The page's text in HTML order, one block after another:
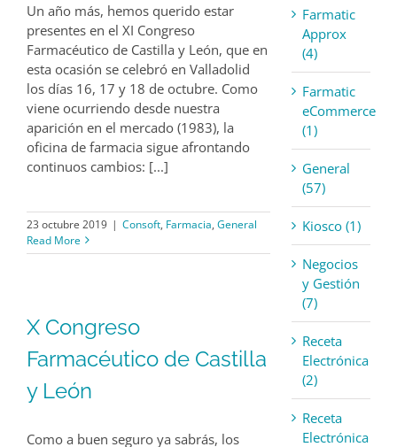
Un año más, hemos querido estar
presentes en el XI Congreso
Farmacéutico de Castilla y León, que en
esta ocasión se celebró en Valladolid
los días 16, 17 y 18 de octubre. Como
viene ocurriendo desde nuestra
aparición en el mercado (1983), la
oficina de farmacia sigue afrontando
continuos cambios: [...]
23 octubre 2019 | Consoft, Farmacia, General
Read More
X Congreso
Farmacéutico de Castilla
y León
Como a buen seguro ya sabrás, los
Farmatic
Approx
(4)
Farmatic
eCommerce
(1)
General
(57)
Kiosco (1)
Negocios
y Gestión
(7)
Receta
Electrónica
(2)
Receta
Electrónica